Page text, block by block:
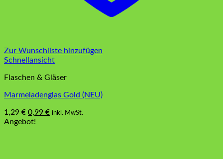
Zur Wunschliste hinzufügen
Schnellansicht
Flaschen & Gläser
Marmeladenglas Gold (NEU)
1,29€ Ursprünglicher
Preis
0,99 €Aktueller
inkl. MwSt.
Angebot!